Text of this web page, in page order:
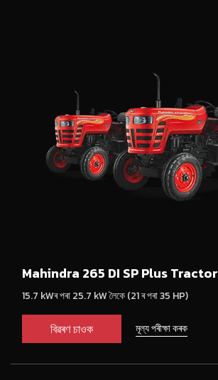
Mahindra 265 DI SP Plus Tractor
15.7 kWৰ পৰা 25.7 kW লৈকে (21 ৰ পৰা 35 HP)
বিৱৰণ চাওক মূল্য পৰীক্ষা কৰক